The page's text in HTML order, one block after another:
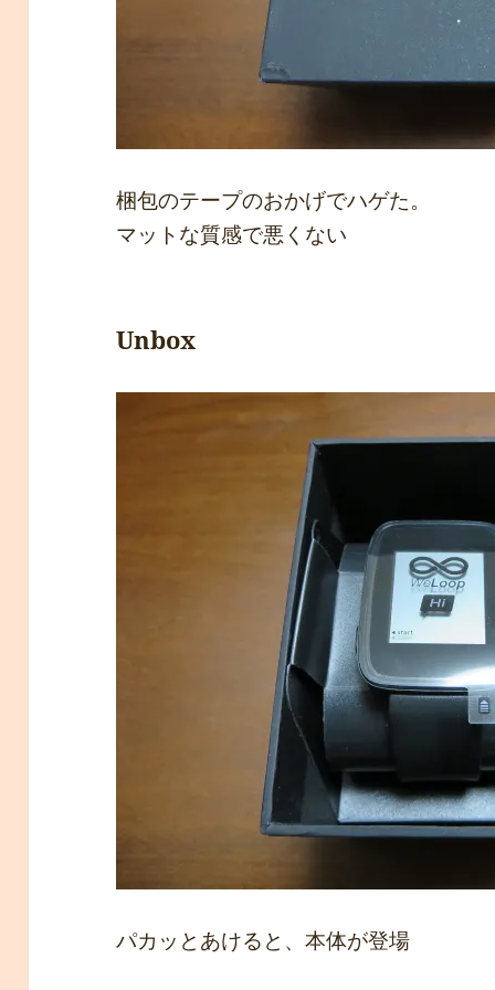
梱包のテープのおかげでハゲた。
マットな質感で悪くない
Unbox
パカッとあけると、本体が登場